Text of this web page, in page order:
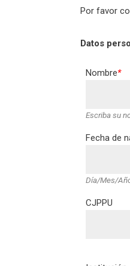
Por favor
Datos
Nombre*
Escriba su
Fecha de
Día/Mes/
CJPPU